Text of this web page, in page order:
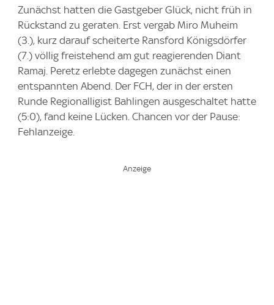
Zunächst hatten die Gastgeber Glück, nicht früh in
Rückstand zu geraten. Erst vergab Miro Muheim
(3.), kurz darauf scheiterte Ransford Königsdörfer
(7.) völlig freistehend am gut reagierenden Diant
Ramaj. Peretz erlebte dagegen zunächst einen
entspannten Abend. Der FCH, der in der ersten
Runde Regionalligist Bahlingen ausgeschaltet hatte
(5:0), fand keine Lücken. Chancen vor der Pause:
Fehlanzeige.